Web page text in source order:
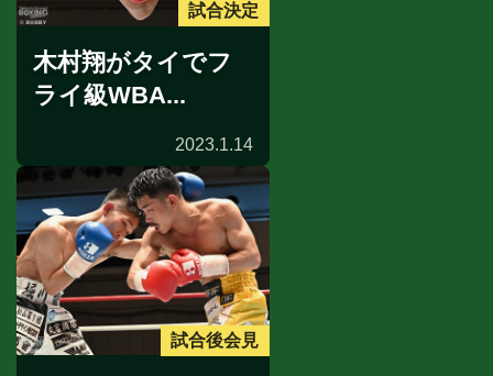
試合決定
木村翔がタイでフ
ライ級WBA...
2023.1.14
試合後会見